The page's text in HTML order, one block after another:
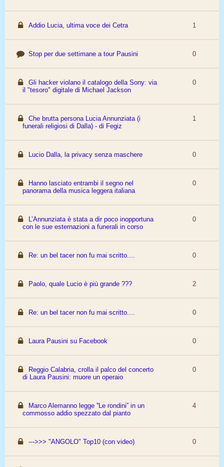
Addio Lucia, ultima voce dei Cetra 1
Stop per due settimane a tour Pausini 0
Gli hacker violano il catalogo della Sony: via
il "tesoro" digitale di Michael Jackson
0
Che brutta persona Lucia Annunziata (i
funerali religiosi di Dalla) - di Fegiz
1
Lucio Dalla, la privacy senza maschere 0
Hanno lasciato entrambi il segno nel
panorama della musica leggera italiana
0
L’Annunziata è stata a dir poco inopportuna
con le sue esternazioni a funerali in corso
0
Re: un bel tacer non fu mai scritto.... 0
Paolo, quale Lucio è più grande ??? 2
Re: un bel tacer non fu mai scritto.... 0
Laura Pausini su Facebook 0
Reggio Calabria, crolla il palco del concerto
di Laura Pausini: muore un operaio
0
Marco Alemanno legge ''Le rondini” in un
commosso addio spezzato dal pianto
4
--->>> "ANGOLO" Top10 (con video) 0